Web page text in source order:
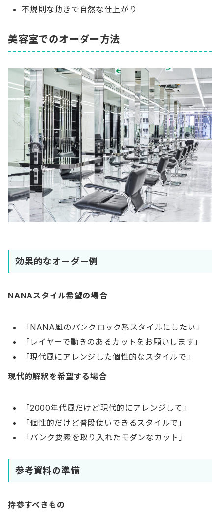
不規則な動きで自然な仕上がり
美容室でのオーダー方法
効果的なオーダー例
NANAスタイル希望の場合
「NANA風のパンクロック系スタイルにしたい」
「レイヤーで動きのあるカットをお願いします」
「現代風にアレンジした個性的なスタイルで」
現代的解釈を希望する場合
「2000年代風だけど現代的にアレンジして」
「個性的だけど普段使いできるスタイルで」
「パンク要素を取り入れたモダンなカット」
参考資料の準備
持参すべきもの